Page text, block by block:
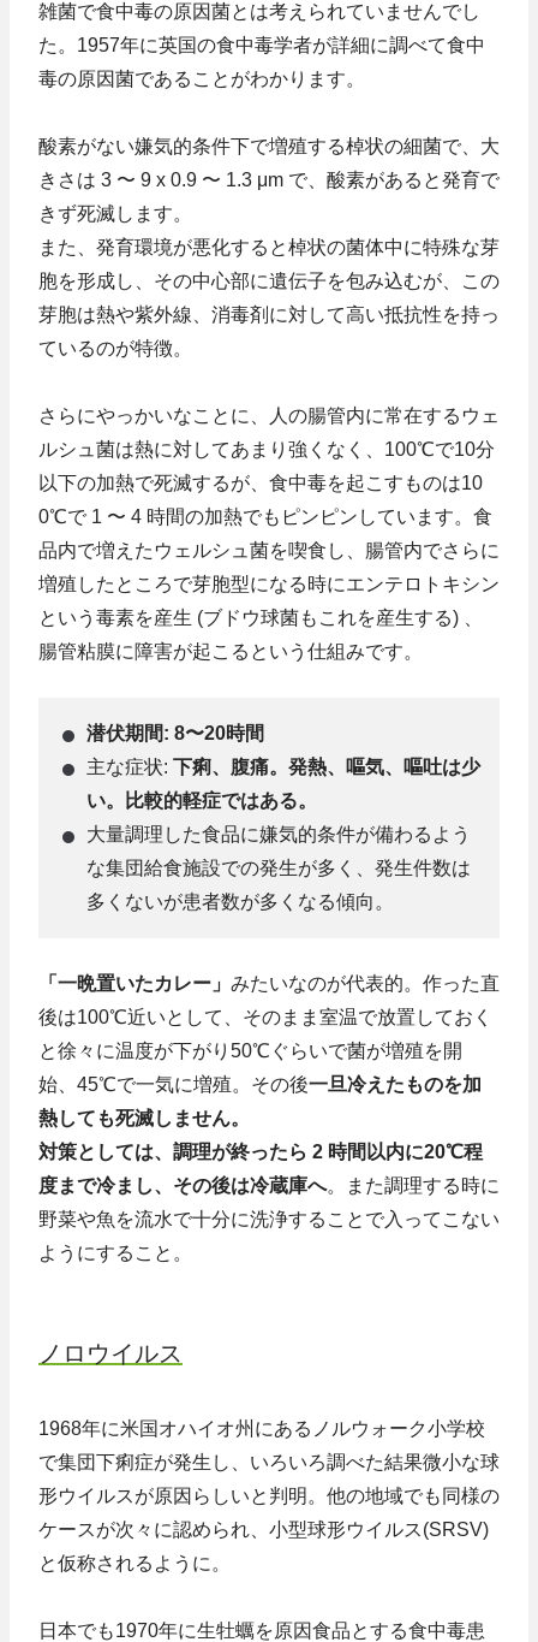
雑菌で食中毒の原因菌とは考えられていませんでし
た。1957年に英国の食中毒学者が詳細に調べて食中
毒の原因菌であることがわかります。
酸素がない嫌気的条件下で増殖する棹状の細菌で、大
きさは 3 〜 9 x 0.9 〜 1.3 μm で、酸素があると発育で
きず死滅します。
また、発育環境が悪化すると棹状の菌体中に特殊な芽
胞を形成し、その中心部に遺伝子を包み込むが、この
芽胞は熱や紫外線、消毒剤に対して高い抵抗性を持っ
ているのが特徴。
さらにやっかいなことに、人の腸管内に常在するウェ
ルシュ菌は熱に対してあまり強くなく、100℃で10分
以下の加熱で死滅するが、食中毒を起こすものは10
0℃で 1 〜 4 時間の加熱でもピンピンしています。食
品内で増えたウェルシュ菌を喫食し、腸管内でさらに
増殖したところで芽胞型になる時にエンテロトキシン
という毒素を産生 (ブドウ球菌もこれを産生する) 、
腸管粘膜に障害が起こるという仕組みです。
潜伏期間: 8〜20時間
主な症状: 下痢、腹痛。発熱、嘔気、嘔吐は少
い。比較的軽症ではある。
大量調理した食品に嫌気的条件が備わるよう
な集団給食施設での発生が多く、発生件数は
多くないが患者数が多くなる傾向。
「一晩置いたカレー」 みたいなのが代表的。作った直
後は100℃近いとして、そのまま室温で放置しておく
と徐々に温度が下がり50℃ぐらいで菌が増殖を開
始、45℃で一気に増殖。その後一旦冷えたものを加
熱しても死滅しません。
対策としては、調理が終ったら 2 時間以内に20℃程
度まで冷まし、その後は冷蔵庫へ。また調理する時に
野菜や魚を流水で十分に洗浄することで入ってこない
ようにすること。
ノロウイルス
1968年に米国オハイオ州にあるノルウォーク小学校
で集団下痢症が発生し、いろいろ調べた結果微小な球
形ウイルスが原因らしいと判明。他の地域でも同様の
ケースが次々に認められ、小型球形ウイルス(SRSV)
と仮称されるように。
日本でも1970年に生牡蠣を原因食品とする食中毒患